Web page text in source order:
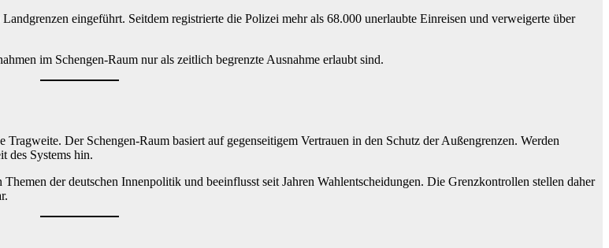
eingeführt. Seitdem registrierte die Polizei mehr als 68.000 unerlaubte Einreisen und verweigerte über
im Schengen-Raum nur als zeitlich begrenzte Ausnahme erlaubt sind.
Der Schengen-Raum basiert auf gegenseitigem Vertrauen in den Schutz der Außengrenzen. Werden
des Systems hin.
der deutschen Innenpolitik und beeinflusst seit Jahren Wahlentscheidungen. Die Grenzkontrollen stellen daher